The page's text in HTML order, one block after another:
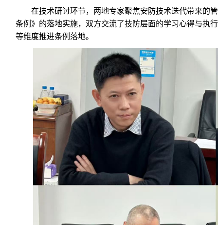
在技术研讨环节，两地专家聚焦安防技术迭代带来的
条例》的落地实施，双方交流了技防层面的学习心得与执
等维度推进条例落地。